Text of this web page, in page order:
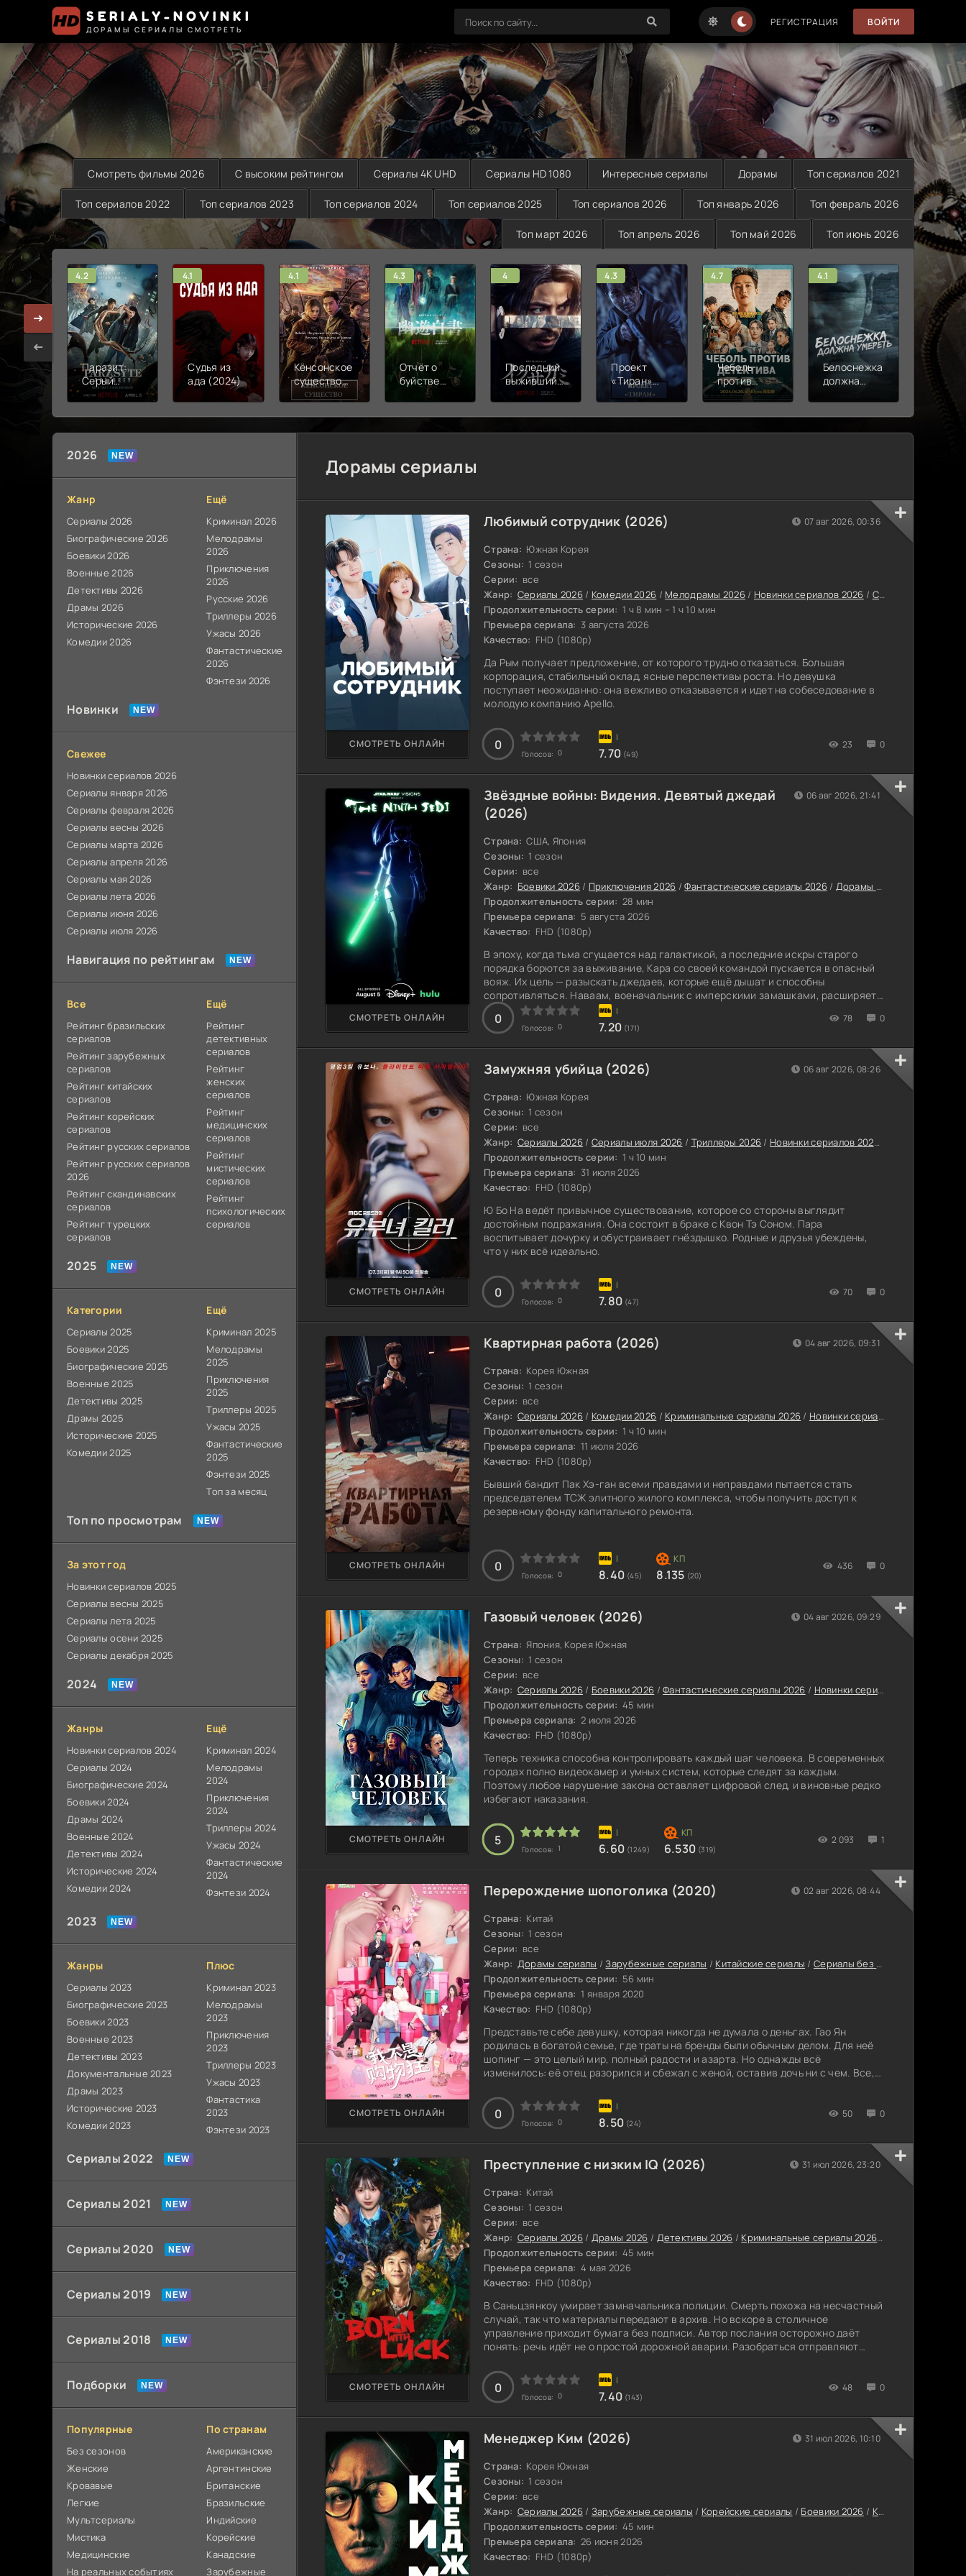
SERIALY-NOVINKI
ДОРАМЫ СЕРИАЛЫ СМОТРЕТЬ
РЕГИСТРАЦИЯ ВОЙТИ
Смотреть фильмы 2026 С высоким рейтингом Сериалы 4K UHD Сериалы HD 1080 Интересные сериалы Дорамы Топ сериалов 2021
Топ сериалов 2022 Топ сериалов 2023 Топ сериалов 2024 Топ сериалов 2025 Топ сериалов 2026 Топ январь 2026 Топ февраль 2026
Топ март 2026 Топ апрель 2026 Топ май 2026 Топ июнь 2026
4.2
Паразит:
Серый
(2024)
4.1
Судья из
ада (2024)
4.1
Кёнсонское
существо
(2024)
4.3
Отчёт о
буйстве
духов
4
Последний
выживший
самурай
4.3
Проект
«Тиран»
(2024)
4.7
Чеболь
против
детектива
4.1
Белоснежка
должна
Дом
2026
Жанр
Сериалы 2026
Биографические 2026
Боевики 2026
Военные 2026
Детективы 2026
Драмы 2026
Исторические 2026
Комедии 2026
Ещё
Криминал 2026
Мелодрамы
2026
Приключения
2026
Русские 2026
Триллеры 2026
Ужасы 2026
Фантастические
2026
Фэнтези 2026
Новинки
Свежее
Новинки сериалов 2026
Сериалы января 2026
Сериалы февраля 2026
Сериалы весны 2026
Сериалы марта 2026
Сериалы апреля 2026
Сериалы мая 2026
Сериалы лета 2026
Сериалы июня 2026
Сериалы июля 2026
Навигация по рейтингам
Все
Рейтинг бразильских
сериалов
Рейтинг зарубежных
сериалов
Рейтинг китайских
сериалов
Рейтинг корейских
сериалов
Рейтинг русских сериалов
Рейтинг русских сериалов
2026
Рейтинг скандинавских
сериалов
Рейтинг турецких
сериалов
Ещё
Рейтинг
детективных
сериалов
Рейтинг
женских
сериалов
Рейтинг
медицинских
сериалов
Рейтинг
мистических
сериалов
Рейтинг
психологических
сериалов
2025
Категории
Сериалы 2025
Боевики 2025
Биографические 2025
Военные 2025
Детективы 2025
Драмы 2025
Исторические 2025
Комедии 2025
Ещё
Криминал 2025
Мелодрамы
2025
Приключения
2025
Триллеры 2025
Ужасы 2025
Фантастические
2025
Фэнтези 2025
Топ за месяц
Топ по просмотрам
За этот год
Новинки сериалов 2025
Сериалы весны 2025
Сериалы лета 2025
Сериалы осени 2025
Сериалы декабря 2025
2024
Жанры
Новинки сериалов 2024
Сериалы 2024
Биографические 2024
Боевики 2024
Драмы 2024
Военные 2024
Детективы 2024
Исторические 2024
Комедии 2024
Ещё
Криминал 2024
Мелодрамы
2024
Приключения
2024
Триллеры 2024
Ужасы 2024
Фантастические
2024
Фэнтези 2024
2023
Жанры
Сериалы 2023
Биографические 2023
Боевики 2023
Военные 2023
Детективы 2023
Документальные 2023
Драмы 2023
Исторические 2023
Комедии 2023
Плюс
Криминал 2023
Мелодрамы
2023
Приключения
2023
Триллеры 2023
Ужасы 2023
Фантастика
2023
Фэнтези 2023
Сериалы 2022
Сериалы 2021
Сериалы 2020
Сериалы 2019
Сериалы 2018
Подборки
Популярные
Без сезонов
Женские
Кровавые
Легкие
Мультсериалы
Мистика
Медицинские
На реальных событиях
По странам
Американские
Аргентинские
Британские
Бразильские
Индийские
Корейские
Канадские
Зарубежные
Дорамы сериалы
Любимый сотрудник (2026)
Страна: Южная Корея
Сезоны: 1 сезон
Серии: все
Жанр: Сериалы 2026 / Комедии 2026 / Мелодрамы 2026 / Новинки сериалов 2026 / Сериалы лета 2026
Продолжительность серии: 1 ч 8 мин – 1 ч 10 мин
Премьера сериала: 3 августа 2026
Качество: FHD (1080p)
Да Рым получает предложение, от которого трудно отказаться. Большая
корпорация, стабильный оклад, ясные перспективы роста. Но девушка
поступает неожиданно: она вежливо отказывается и идет на собеседование в
молодую компанию Apello.
СМОТРЕТЬ ОНЛАЙН 0
Голосов: 0 7.70 (49)
23 0
07 авг 2026, 00:36
Звёздные войны: Видения. Девятый джедай
(2026)
Страна: США, Япония
Сезоны: 1 сезон
Серии: все
Жанр: Боевики 2026 / Приключения 2026 /Фантастические сериалы 2026/ Дорамы сериалы
Продолжительность серии: 28 мин
Премьера сериала: 5 августа 2026
Качество: FHD (1080p)
В эпоху, когда тьма сгущается над галактикой, а последние искры старого
порядка борются за выживание, Кара со своей командой пускается в опасный
вояж. Их цель — разыскать джедаев, которые ещё дышат и способны
сопротивляться. Наваам, военачальник с имперскими замашками, расширяет
границы влияния. Генно Икаги, его карающий клинок, идёт по следу героев, не
оставляя им шанса на передышку.
СМОТРЕТЬ ОНЛАЙН 0
Голосов: 0 7.20 (171)
78 0
06 авг 2026, 21:41
Замужняя убийца (2026)
Страна: Южная Корея
Сезоны: 1 сезон
Серии: все
Жанр: Сериалы 2026 / Сериалы июля 2026 / Триллеры 2026 / Новинки сериалов 2026
Продолжительность серии: 1 ч 10 мин
Премьера сериала: 31 июля 2026
Качество: FHD (1080p)
Ю Бо На ведёт привычное существование, которое со стороны выглядит
достойным подражания. Она состоит в браке с Квон Тэ Соном. Пара
воспитывает дочурку и обустраивает гнёздышко. Родные и друзья убеждены,
что у них всё идеально.
СМОТРЕТЬ ОНЛАЙН 0
Голосов: 0 7.80 (47)
70 0
06 авг 2026, 08:26
Квартирная работа (2026)
Страна: Корея Южная
Сезоны: 1 сезон
Серии: все
Жанр: Сериалы 2026 / Комедии 2026 / Криминальные сериалы 2026 / Новинки сериалов 2026
Продолжительность серии: 1 ч 10 мин
Премьера сериала: 11 июля 2026
Качество: FHD (1080p)
Бывший бандит Пак Хэ-ган всеми правдами и неправдами пытается стать
председателем ТСЖ элитного жилого комплекса, чтобы получить доступ к
резервному фонду капитального ремонта.
СМОТРЕТЬ ОНЛАЙН 0
Голосов: 0 8.40 (45) 8.135 (20)
436 0
04 авг 2026, 09:31
Газовый человек (2026)
Страна: Япония, Корея Южная
Сезоны: 1 сезон
Серии: все
Жанр: Сериалы 2026 / Боевики 2026 /Фантастические сериалы 2026 / Новинки сериалов 2026
Продолжительность серии: 45 мин
Премьера сериала: 2 июля 2026
Качество: FHD (1080p)
Теперь техника способна контролировать каждый шаг человека. В современных
городах полно видеокамер и умных систем, которые следят за каждым.
Поэтому любое нарушение закона оставляет цифровой след, и виновные редко
избегают наказания.
СМОТРЕТЬ ОНЛАЙН 5
Голосов: 1 6.60 (1249) 6.530 (319)
2 093 1
04 авг 2026, 09:29
Перерождение шопоголика (2020)
Страна: Китай
Сезоны: 1 сезон
Серии: все
Жанр: Дорамы сериалы /Зарубежные сериалы / Китайские сериалы / Сериалы без сезонов
Продолжительность серии: 56 мин
Премьера сериала: 1 января 2020
Качество: FHD (1080p)
Представьте себе девушку, которая никогда не думала о деньгах. Гао Ян
родилась в богатой семье, где траты на бренды были обычным делом. Для неё
шопинг — это целый мир, полный радости и азарта. Но однажды всё
изменилось: её отец разорился и сбежал с женой, оставив дочь ни с чем. Все,
одна в огромном городе, без копейки и ночлега. Ей приходится учиться
выживать в жестоких условиях, где никто не придёт на помощь. Любая
СМОТРЕТЬ ОНЛАЙН 0
Голосов: 0 8.50 (24)
50 0
02 авг 2026, 08:44
Преступление с низким IQ (2026)
Страна: Китай
Сезоны: 1 сезон
Серии: все
Жанр: Сериалы 2026 / Драмы 2026 / Детективы 2026 / Криминальные сериалы 2026/
Продолжительность серии: 45 мин
Премьера сериала: 4 мая 2026
Качество: FHD (1080p)
В Саньцзянкоу умирает замначальника полиции. Смерть похожа на несчастный
случай, так что материалы передают в архив. Но вскоре в столичное
управление приходит бумага без подписи. Автор послания осторожно даёт
понять: речь идёт не о простой дорожной аварии. Разобраться отправляют
посадили на скучное место в архиве. От него ничего не ждут, да он сам не
верит в лучшее. Его ставят временно руководить оперативной группой, а в
СМОТРЕТЬ ОНЛАЙН 0
Голосов: 0 7.40 (143)
48 0
31 июл 2026, 23:20
Менеджер Ким (2026)
Страна: Корея Южная
Сезоны: 1 сезон
Серии: все
Жанр: Сериалы 2026 / Зарубежные сериалы / Корейские сериалы / Боевики 2026 / Криминальные сериалы 2026
Продолжительность серии: 45 мин
Премьера сериала: 26 июня 2026
Качество: FHD (1080p)
31 июл 2026, 10:10